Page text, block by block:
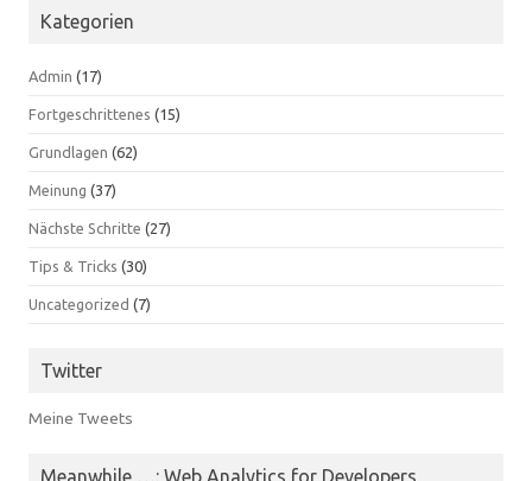
Kategorien
Admin (17)
Fortgeschrittenes (15)
Grundlagen (62)
Meinung (37)
Nächste Schritte (27)
Tips & Tricks (30)
Uncategorized (7)
Twitter
Meine Tweets
Meanwhile …: Web Analytics for Developers